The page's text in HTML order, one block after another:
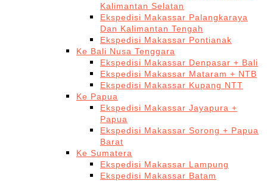
Kalimantan Selatan
Ekspedisi Makassar Palangkaraya
Dan Kalimantan Tengah
Ekspedisi Makassar Pontianak
Ke Bali Nusa Tenggara
Ekspedisi Makassar Denpasar + Bali
Ekspedisi Makassar Mataram + NTB
Ekspedisi Makassar Kupang NTT
Ke Papua
Ekspedisi Makassar Jayapura +
Papua
Ekspedisi Makassar Sorong + Papua
Barat
Ke Sumatera
Ekspedisi Makassar Lampung
Ekspedisi Makassar Batam